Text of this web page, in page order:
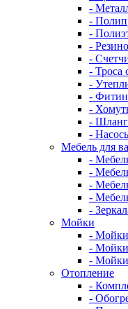
-
-
-
-
-
- Троса
-
-
-
-
-
Мебель для
-
-
-
-
-
Мойки
- Мойки
-
-
Отопление
-
-